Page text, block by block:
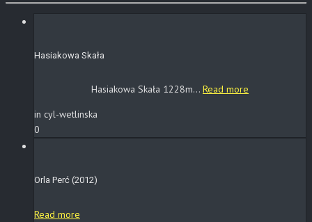
Hasiakowa Skała
Hasiakowa Skała 1228m... Read more
in cyl-wetlinska
0
Orla Perć (2012)
Read more